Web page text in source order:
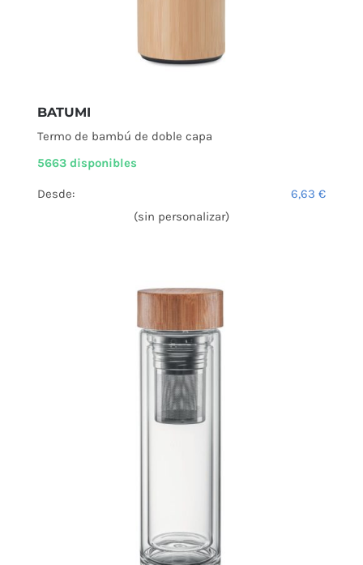
BATUMI
Termo de bambú de doble capa
5663 disponibles
Desde: 6,63 €
(sin personalizar)